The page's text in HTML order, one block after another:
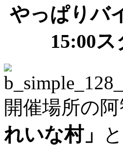
やっぱりバ
15:00
開催場所の
れいな村」